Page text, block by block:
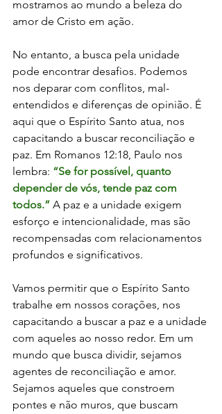
mostramos ao mundo a beleza do
amor de Cristo em ação.
No entanto, a busca pela unidade
pode encontrar desafios. Podemos
nos deparar com conflitos, mal-
entendidos e diferenças de opinião. É
aqui que o Espírito Santo atua, nos
capacitando a buscar reconciliação e
paz. Em Romanos 12:18, Paulo nos
lembra: “Se for possível, quanto
depender de vós, tende paz com
todos.” A paz e a unidade exigem
esforço e intencionalidade, mas são
recompensadas com relacionamentos
profundos e significativos.
Vamos permitir que o Espírito Santo
trabalhe em nossos corações, nos
capacitando a buscar a paz e a unidade
com aqueles ao nosso redor. Em um
mundo que busca dividir, sejamos
agentes de reconciliação e amor.
Sejamos aqueles que constroem
pontes e não muros, que buscam